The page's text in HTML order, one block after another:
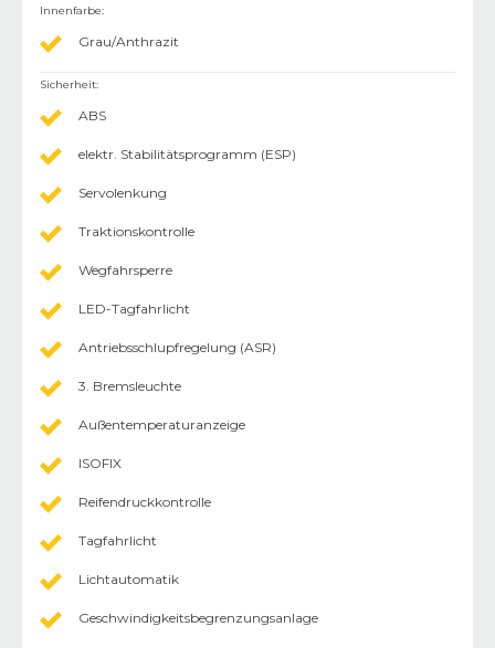
Innenfarbe:
Grau/Anthrazit
Sicherheit:
ABS
elektr. Stabilitätsprogramm (ESP)
Servolenkung
Traktionskontrolle
Wegfahrsperre
LED-Tagfahrlicht
Antriebsschlupfregelung (ASR)
3. Bremsleuchte
Außentemperaturanzeige
ISOFIX
Reifendruckkontrolle
Tagfahrlicht
Lichtautomatik
Geschwindigkeitsbegrenzungsanlage